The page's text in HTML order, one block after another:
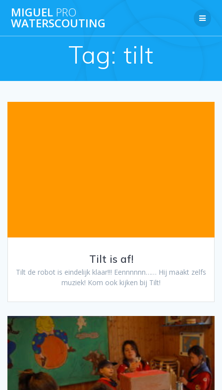
inhoud
MIGUEL PRO
WATERSCOUTING
Tag: tilt
Tilt is af!
Tilt de robot is eindelijk klaar!!! Eennnnnn…… Hij maakt zelfs
muziek! Kom ook kijken bij Tilt!